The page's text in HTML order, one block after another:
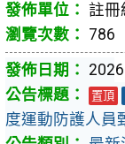
註冊
786
置頂
度運動防護人員